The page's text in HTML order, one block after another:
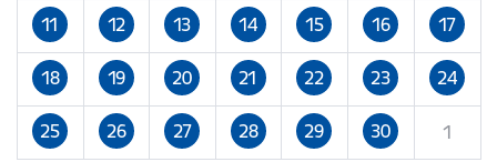
11 12 13 14 15 16 17
18 19 20 21 22 23 24
25 26 27 28 29 30 1